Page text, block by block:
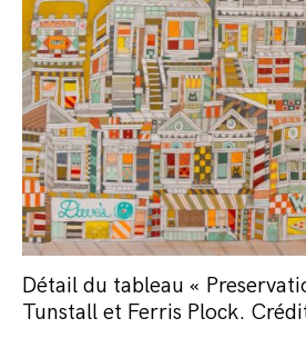
Détail du tableau «
Tunstall et Ferris Plock.